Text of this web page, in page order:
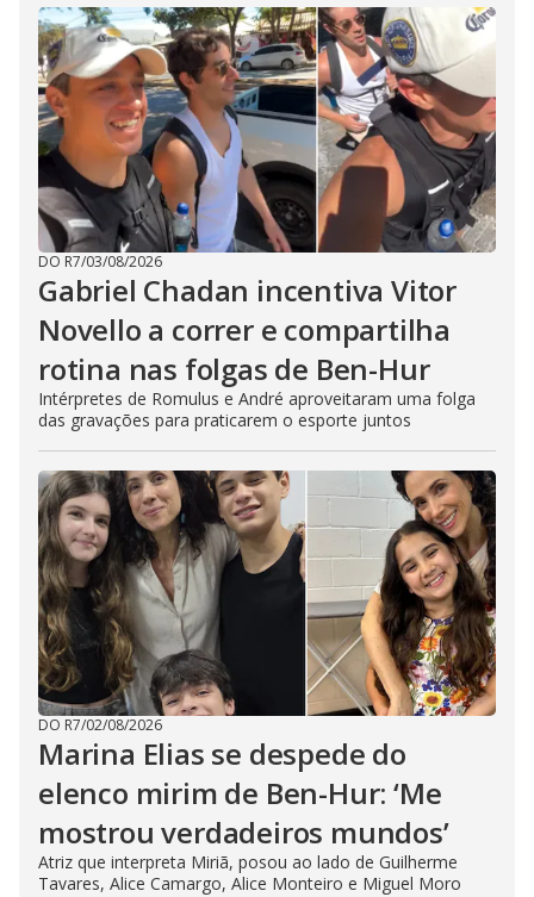
DO R7/03/08/2026
Gabriel Chadan incentiva Vitor
Novello a correr e compartilha
rotina nas folgas de Ben-Hur
Intérpretes de Romulus e André aproveitaram uma folga
das gravações para praticarem o esporte juntos
DO R7/02/08/2026
Marina Elias se despede do
elenco mirim de Ben-Hur: ‘Me
mostrou verdadeiros mundos’
Atriz que interpreta Miriã, posou ao lado de Guilherme
Tavares, Alice Camargo, Alice Monteiro e Miguel Moro